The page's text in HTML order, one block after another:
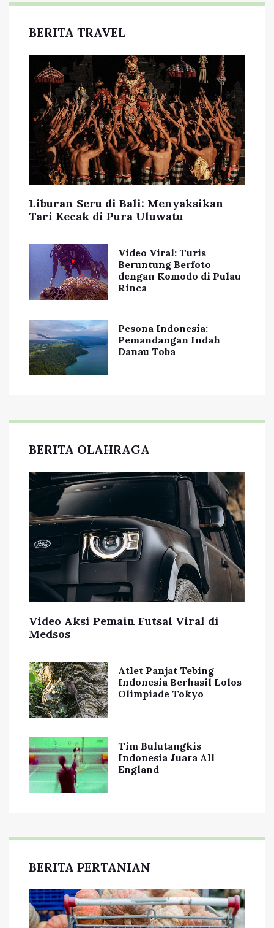
BERITA TRAVEL
Liburan Seru di Bali: Menyaksikan
Tari Kecak di Pura Uluwatu
Video Viral: Turis
Beruntung Berfoto
dengan Komodo di Pulau
Rinca
Pesona Indonesia:
Pemandangan Indah
Danau Toba
BERITA OLAHRAGA
Video Aksi Pemain Futsal Viral di
Medsos
Atlet Panjat Tebing
Indonesia Berhasil Lolos
Olimpiade Tokyo
Tim Bulutangkis
Indonesia Juara All
England
BERITA PERTANIAN